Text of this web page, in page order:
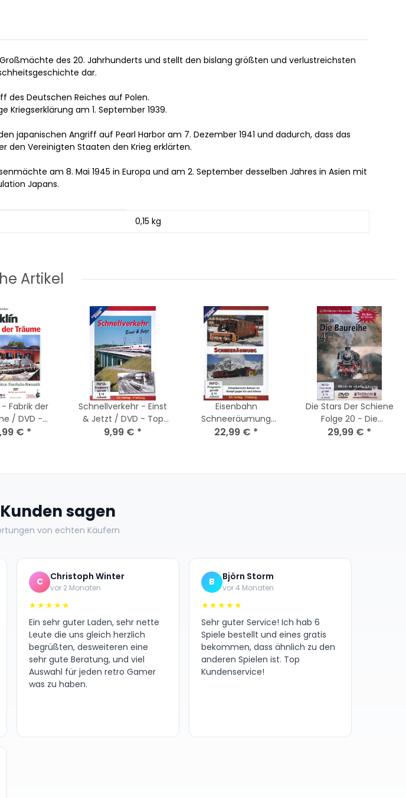
des 20. Jahrhunderts und stellt den bislang größten und verlustreichsten
dar.
des Deutschen Reiches auf Polen.
Kriegserklärung am 1. September 1939.
japanischen Angriff auf Pearl Harbor am 7. Dezember 1941 und dadurch, dass das
den Vereinigten Staaten den Krieg erklärten.
am 8. Mai 1945 in Europa und am 2. September desselben Jahres in Asien mit
Japans.
0,15 kg
Artikel
Fabrik der
/ DVD -
/ Versiegelt
€ *
Schnellverkehr - Einst
& Jetzt / DVD - Top
Zustand
9,99 € *
Eisenbahn
Schneeräumung
Abenteuer Schweiz
22,99 € *
Die Stars Der Schiene
Folge 20 - Die
Baureihe 41 / DVD -
29,99 € *
sagen
von echten Käufern
C Christoph Winter
vor 2 Monaten
★★★★★
Ein sehr guter Laden, sehr nette
Leute die uns gleich herzlich
begrüßten, desweiteren eine
sehr gute Beratung, und viel
Auswahl für jeden retro Gamer
was zu haben.
B Björn Storm
vor 4 Monaten
★★★★★
Sehr guter Service! Ich hab 6
Spiele bestellt und eines gratis
bekommen, dass ähnlich zu den
anderen Spielen ist. Top
Kundenservice!